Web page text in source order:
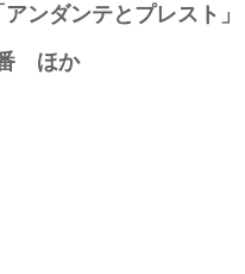
ンダンテとプレスト」
ほか